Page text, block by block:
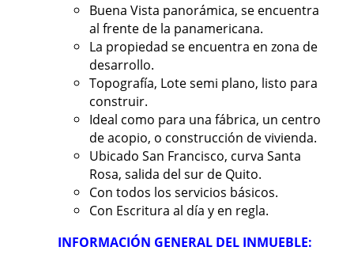
Buena Vista panorámica, se encuentra
al frente de la panamericana.
La propiedad se encuentra en zona de
desarrollo.
Topografía, Lote semi plano, listo para
construir.
Ideal como para una fábrica, un centro
de acopio, o construcción de vivienda.
Ubicado San Francisco, curva Santa
Rosa, salida del sur de Quito.
Con todos los servicios básicos.
Con Escritura al día y en regla.
INFORMACIÓN GENERAL DEL INMUEBLE: